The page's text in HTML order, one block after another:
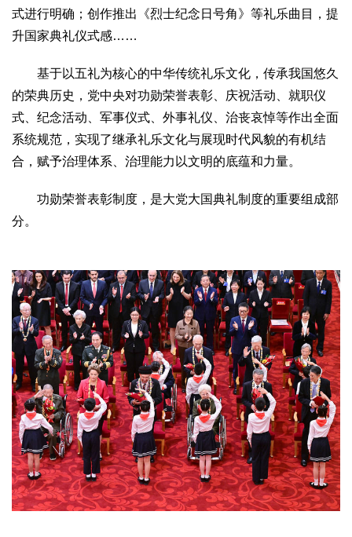
式进行明确；创作推出《烈士纪念日号角》等礼乐曲目，提
升国家典礼仪式感……
基于以五礼为核心的中华传统礼乐文化，传承我国悠久
的荣典历史，党中央对功勋荣誉表彰、庆祝活动、就职仪
式、纪念活动、军事仪式、外事礼仪、治丧哀悼等作出全面
系统规范，实现了继承礼乐文化与展现时代风貌的有机结
合，赋予治理体系、治理能力以文明的底蕴和力量。
功勋荣誉表彰制度，是大党大国典礼制度的重要组成部
分。